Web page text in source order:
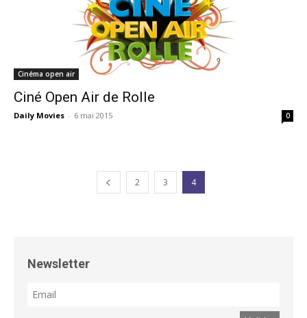
Cinéma open air
Ciné Open Air de Rolle
Daily Movies - 6 mai 2015 0
2 3 4
Newsletter